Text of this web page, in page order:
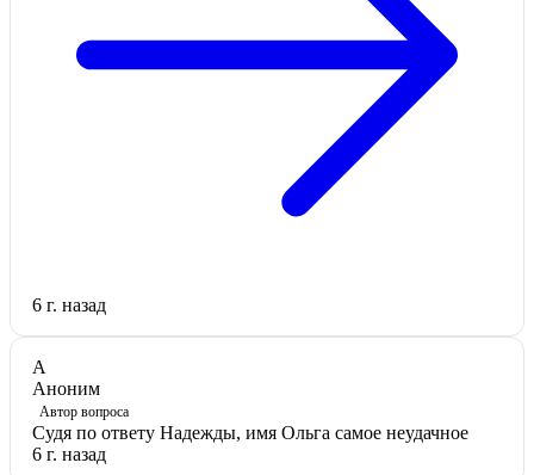
6 г. назад
А
Аноним
Автор вопроса
Судя по ответу Надежды, имя Ольга самое неудачное
6 г. назад